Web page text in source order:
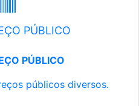
PÚBLICO
PÚBLICO
públicos diversos.